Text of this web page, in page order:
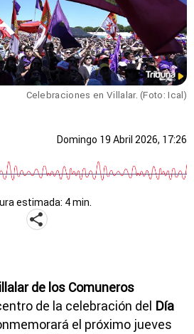
Celebraciones en Villalar. (Foto: Ical)
Domingo 19 Abril 2026, 17:26
estimada: 4 min.
de los Comuneros
de la celebración del Día
el próximo jueves